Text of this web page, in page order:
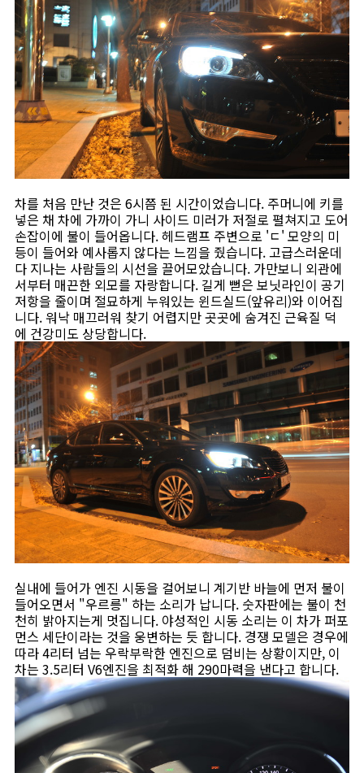
차를 처음 만난 것은 6시쯤 된 시간이었습니다. 주머니에 키를
넣은 채 차에 가까이 가니 사이드 미러가 저절로 펼쳐지고 도어
손잡이에 불이 들어옵니다. 헤드램프 주변으로 'ㄷ' 모양의 미
등이 들어와 예사롭지 않다는 느낌을 줬습니다. 고급스러운데
다 지나는 사람들의 시선을 끌어모았습니다. 가만보니 외관에
서부터 매끈한 외모를 자랑합니다. 길게 뻗은 보닛라인이 공기
저항을 줄이며 절묘하게 누워있는 윈드실드(앞유리)와 이어집
니다. 워낙 매끄러워 찾기 어렵지만 곳곳에 숨겨진 근육질 덕
에 건강미도 상당합니다.
실내에 들어가 엔진 시동을 걸어보니 계기반 바늘에 먼저 불이
들어오면서 "우르릉" 하는 소리가 납니다. 숫자판에는 불이 천
천히 밝아지는게 멋집니다. 야성적인 시동 소리는 이 차가 퍼포
먼스 세단이라는 것을 웅변하는 듯 합니다. 경쟁 모델은 경우에
따라 4리터 넘는 우락부락한 엔진으로 덤비는 상황이지만, 이
차는 3.5리터 V6엔진을 최적화 해 290마력을 낸다고 합니다.